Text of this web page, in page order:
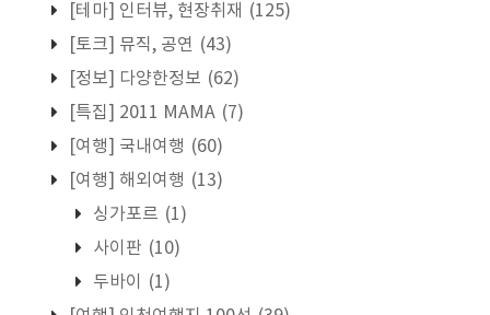
[테마] 인터뷰, 현장취재 (125)
[토크] 뮤직, 공연 (43)
[정보] 다양한정보 (62)
[특집] 2011 MAMA (7)
[여행] 국내여행 (60)
[여행] 해외여행 (13)
싱가포르 (1)
사이판 (10)
두바이
(1)